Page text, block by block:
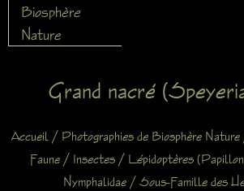
Biosphère
Nature
Grand nacré
Accueil/ Photographies de Biosphère Nature
Faune/ Insectes/ Lépidoptères
Nymphalidae /Sous-Famille des